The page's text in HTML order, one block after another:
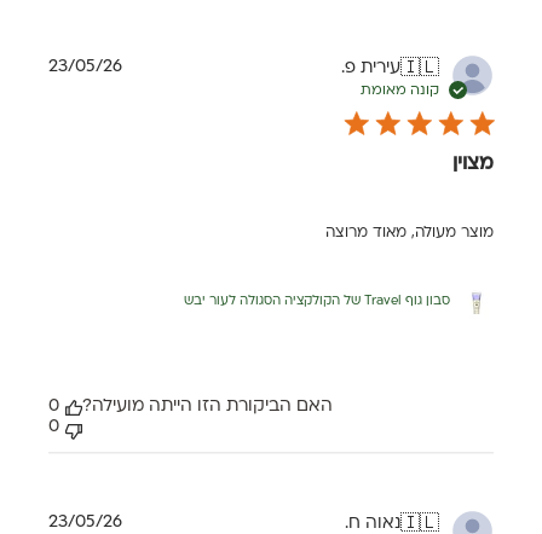
🇮🇱עירית פ.
קונה מאומת
מצוין
מוצר מעולה, מאוד מרוצה
סבון גוף Travel של הקולקציה הסגולה לעור יבש
תאריך23/05/26
האם הביקורת הזו הייתה מועילה?
0
0
🇮🇱נאוה ח.
תאריך23/05/26